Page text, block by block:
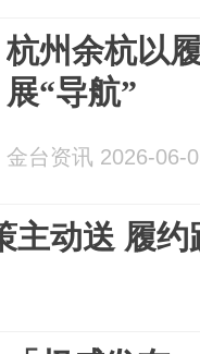
杭州余杭以
展“导航”
金台资讯 2026-06-
主动送 履约